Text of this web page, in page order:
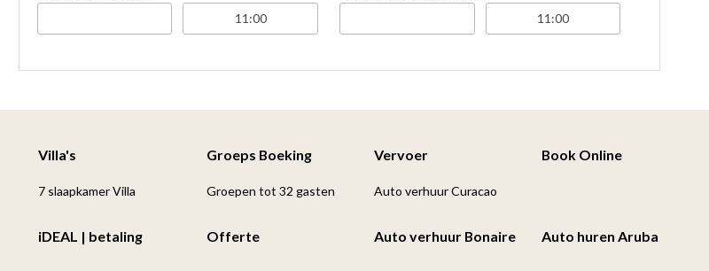
Villa's
7 slaapkamer Villa
Groeps Boeking
Groepen tot 32 gasten
Vervoer
Auto verhuur Curacao
Book Online
iDEAL | betaling Offerte Auto verhuur Bonaire Auto huren Aruba